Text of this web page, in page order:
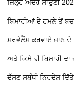
ਜ਼ਿਲ੍ਹੇ ਅੰਦਰ ਸਾਉਣੀ
ਬਿਮਾਰੀਆਂ ਦੇ ਹਮਲੇ ਤੋਂ
ਸਰਵੇਲੈਂਸ ਕਰਵਾਏ ਜਾਣ ਦੇ
ਅਤੇ ਕਿਸੇ ਵੀ ਬਿਮਾਰੀ
ਦੱਸਣ ਸਬੰਧੀ ਨਿਰਦੇਸ਼